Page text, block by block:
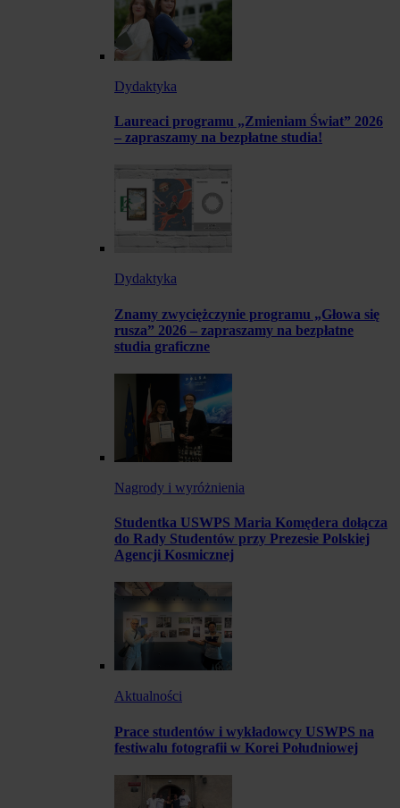
Dydaktyka
Laureaci programu „Zmieniam Świat” 2026
– zapraszamy na bezpłatne studia!
Dydaktyka
Znamy zwyciężczynie programu „Głowa się
rusza” 2026 – zapraszamy na bezpłatne
studia graficzne
Nagrody i wyróżnienia
Studentka USWPS Maria Komędera dołącza
do Rady Studentów przy Prezesie Polskiej
Agencji Kosmicznej
Aktualności
Prace studentów i wykładowcy USWPS na
festiwalu fotografii w Korei Południowej